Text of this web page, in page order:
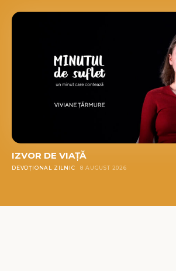
IZVOR DE VIAȚĂ
DEVOȚIONAL ZILNIC 8 AUGUST 2026